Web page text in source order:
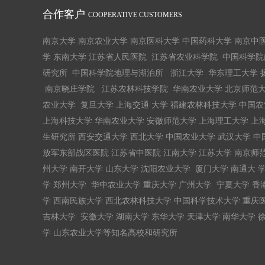
合作客户 COOPERATIVE CUSTOMERS
南京大学 南京农业大学 南京医科大学 中国药科大学 南京中
学 东南大学 江苏省人民医院 江苏省农业科学院 中国科学
研究所 中国科学院地理与湖泊所 浙江大学 华东理工大学
南京晓庄学院 江苏农林科技学院 华南农业大学 北京师范
农业大学 复旦大学 上海交通 大学 福建农林科技大学 中国
上海科技大学 华南农业大学 安徽师范大学 上海理工大学 上
生研究所 西安交通大学 西北大学 中国农业大学 武汉大学 中
放军东部战区医院 江苏省中医院 江南大学 江苏大学 南京师
州大学 南开大学 山东大学 沈阳农业大学 厦门大学 南通大
学 郑州大学 华中农业大学 重庆大学 广州大学 宁夏大学 香
学 西南民族大学 西北农林科技大学 中国科学技术大学 重庆
吉林大学 安徽大学 湖南大学 东华大学 天津大学 南华大学
学 山东农业大学等知名高校和研究所